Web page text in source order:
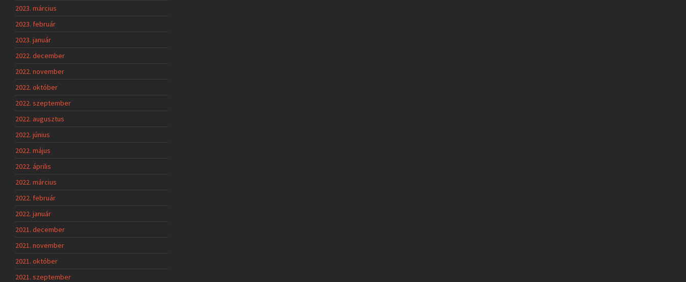
2023. március
2023. február
2023. január
2022. december
2022. november
2022. október
2022. szeptember
2022. augusztus
2022. június
2022. május
2022. április
2022. március
2022. február
2022. január
2021. december
2021. november
2021. október
2021. szeptember